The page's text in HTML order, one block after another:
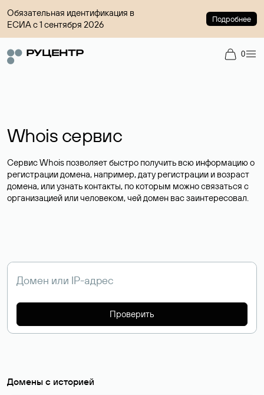
Обязательная идентификация в
ЕСИА с 1 сентября 2026
Подробнее
0
Whois сервис
Сервис Whois позволяет быстро получить всю информацию о
регистрации домена, например, дату регистрации и возраст
домена, или узнать контакты, по которым можно связаться с
организацией или человеком, чей домен вас заинтересовал.
Проверить
Домены с историей